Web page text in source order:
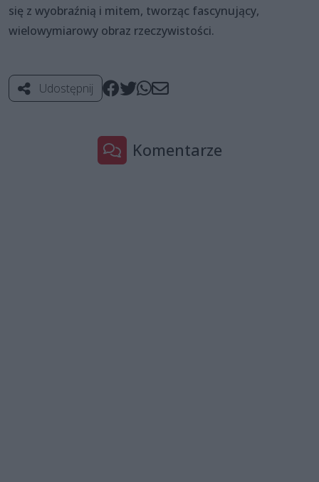
się z wyobraźnią i mitem, tworząc fascynujący,
wielowymiarowy obraz rzeczywistości.
Udostępnij
Komentarze